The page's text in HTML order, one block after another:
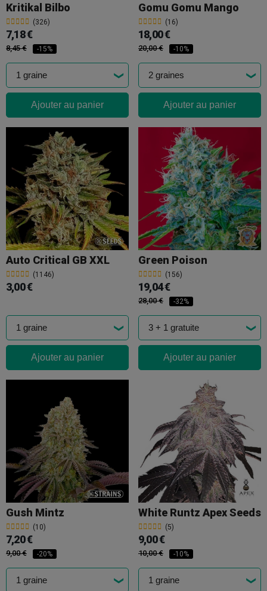
Kritikal Bilbo
(326)
7,18 €
8,45 € -15%
Ajouter au panier
Gomu Gomu Mango
(16)
18,00 €
20,00 € -10%
Ajouter au panier
Auto Critical GB XXL
(1146)
3,00 €
Ajouter au panier
Green Poison
(156)
19,04 €
28,00 € -32%
Ajouter au panier
Gush Mintz
(10)
7,20 €
9,00 € -20%
White Runtz Apex Seeds
(5)
9,00 €
10,00 € -10%